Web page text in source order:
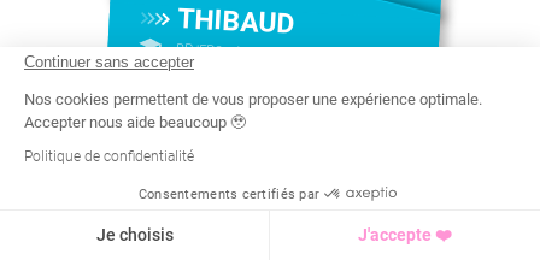
THIBAUD
BPJEPS - ACTIVITÉ GYMNIQUE DE
FORME ET FORCE
# THIBAUD COACH SPORTIF À
QUIMPER
Continuer sans accepter
Nos cookies permettent de vous proposer une expérience optimale.
Accepter nous aide beaucoup 🥹
Politique de confidentialité
Consentements certifiés par
Je choisis J'accepte ❤️